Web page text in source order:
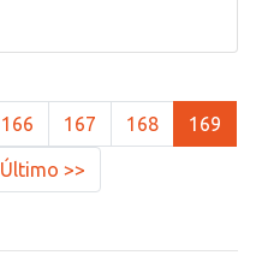
166 167 168 169
Último >>